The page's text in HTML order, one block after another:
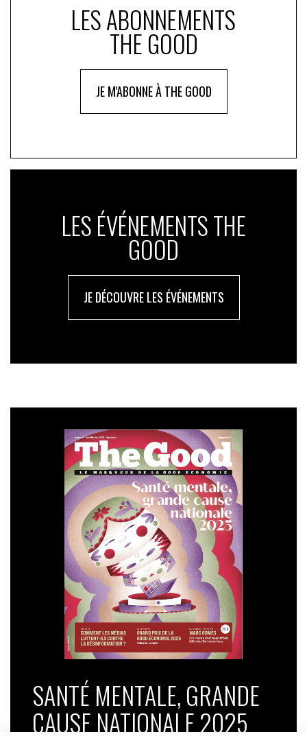
LES ABONNEMENTS
THE GOOD
JE M'ABONNE À THE GOOD
LES ÉVÉNEMENTS THE
GOOD
JE DÉCOUVRE LES ÉVÉNEMENTS
SANTÉ MENTALE, GRANDE
CAUSE NATIONALE 2025